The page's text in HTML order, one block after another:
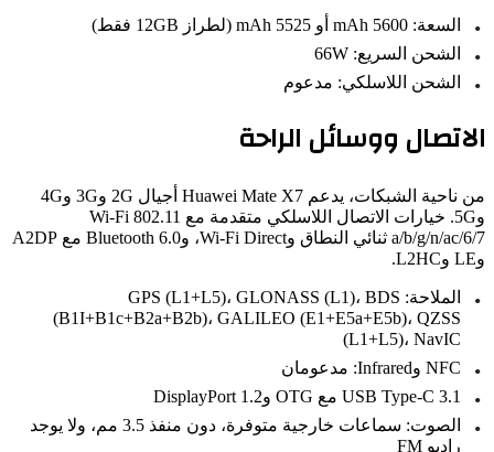
السعة: 5600 mAh أو 5525 mAh (لطراز 12GB فقط)
الشحن السريع: 66W
الشحن اللاسلكي: مدعوم
ووسائل الراحة
من ناحية الشبكات، يدعم Huawei Mate X7 أجيال 2G و3G و4G
و5G. خيارات الاتصال اللاسلكي متقدمة مع Wi‑Fi 802.11
a/b/g/n/ac/6/7 ثنائي النطاق وWi‑Fi Direct، وBluetooth 6.0 مع A2DP
الملاحة: GPS (L1+L5)، GLONASS (L1)، BDS
(B1I+B1c+B2a+B2b)، GALILEO (E1+E5a+E5b)، QZSS
(L1+L5)، NavIC
NFC وInfrared: مدعومان
USB Type‑C 3.1 مع OTG وDisplayPort 1.2
الصوت: سماعات خارجية متوفرة، دون منفذ 3.5 مم، ولا يوجد
راديو FM